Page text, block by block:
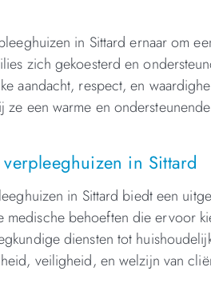
in Sittard ernaar om
zich gekoesterd en
aandacht, respect, en
ze een warme en
in Sittard
in Sittard biedt een
medische behoeften die ervoor
diensten tot
veiligheid, en welzijn van